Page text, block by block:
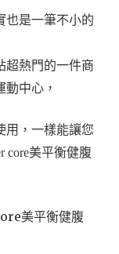
也是一筆不小的
超熱門的一件商
中心，
用，一樣能讓您
core美平衡健腹